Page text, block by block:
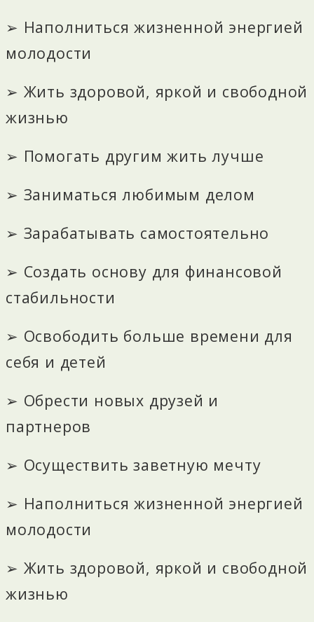
➢ Наполниться жизненной энергией
молодости
➢ Жить здоровой, яркой и свободной
жизнью
➢ Помогать другим жить лучше
➢ Заниматься любимым делом
➢ Зарабатывать самостоятельно
➢ Создать основу для финансовой
стабильности
➢ Освободить больше времени для
себя и детей
➢ Обрести новых друзей и
партнеров
➢ Осуществить заветную мечту
➢ Наполниться жизненной энергией
молодости
➢ Жить здоровой, яркой и свободной
жизнью